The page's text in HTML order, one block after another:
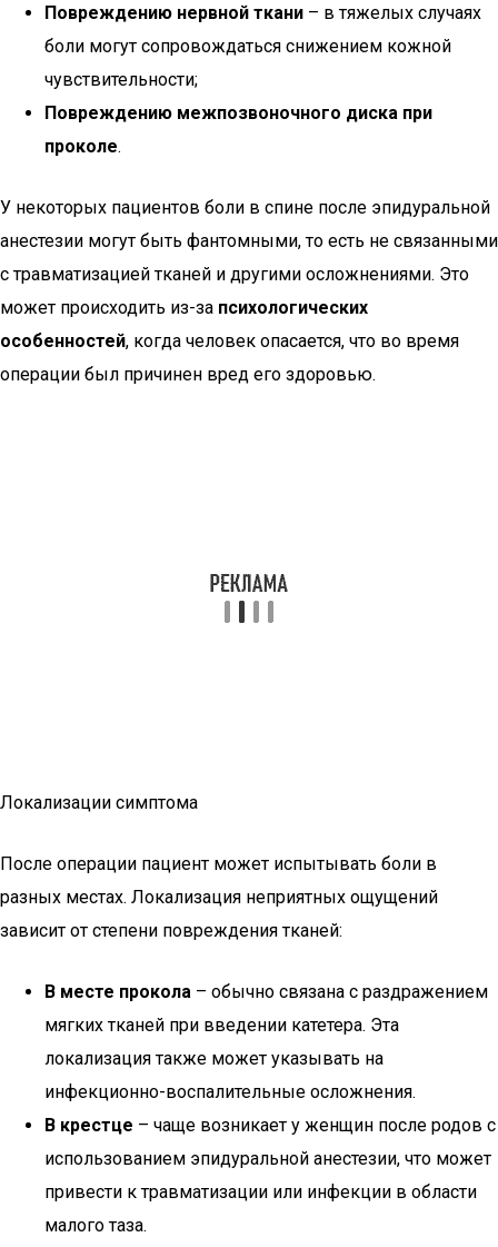
Повреждению нервной ткани – в тяжелых случаях
боли могут сопровождаться снижением кожной
чувствительности;
Повреждению межпозвоночного диска при
проколе.
У некоторых пациентов боли в спине после эпидуральной
анестезии могут быть фантомными, то есть не связанными
с травматизацией тканей и другими осложнениями. Это
может происходить из-за психологических
особенностей, когда человек опасается, что во время
операции был причинен вред его здоровью.
Локализации симптома
После операции пациент может испытывать боли в
разных местах. Локализация неприятных ощущений
зависит от степени повреждения тканей:
В месте прокола – обычно связана с раздражением
мягких тканей при введении катетера. Эта
локализация также может указывать на
инфекционно-воспалительные осложнения.
В крестце – чаще возникает у женщин после родов с
использованием эпидуральной анестезии, что может
привести к травматизации или инфекции в области
малого таза.